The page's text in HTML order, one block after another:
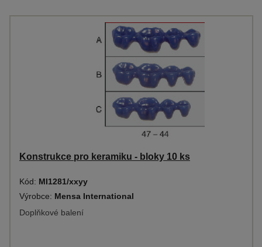
Konstrukce pro keramiku - bloky 10 ks
Kód: MI1281/xxyy
Výrobce: Mensa International
Doplňkové balení